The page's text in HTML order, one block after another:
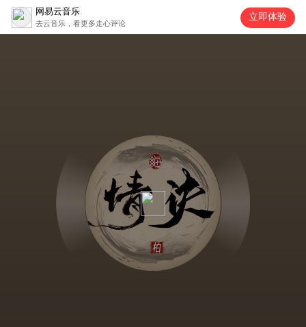
网易云音乐
去云音乐，看更多走心评论
立即体验